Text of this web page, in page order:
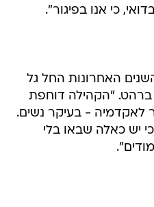
כי אנו בפיגור".
האחרונות החל גל
ברהט. "הקהילה דוחפת
לאקדמיה - בעיקר נשים.
יש כאלה שבאו בלי